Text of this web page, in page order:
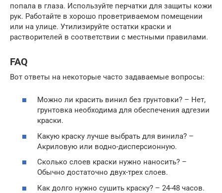
попала в глаза. Используйте перчатки для защиты кожи
рук. Работайте в хорошо проветриваемом помещении
или на улице. Утилизируйте остатки краски и
растворителей в соответствии с местными правилами.
FAQ
Вот ответы на некоторые часто задаваемые вопросы:
Можно ли красить винил без грунтовки? – Нет,
грунтовка необходима для обеспечения адгезии
краски.
Какую краску лучше выбрать для винила? –
Акриловую или водно-дисперсионную.
Сколько слоев краски нужно наносить? –
Обычно достаточно двух-трех слоев.
Как долго нужно сушить краску? – 24-48 часов.